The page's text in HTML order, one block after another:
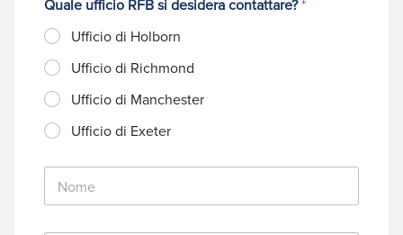
Quale ufficio RFB si desidera contattare?*
Ufficio di Holborn
Ufficio di Richmond
Ufficio di Manchester
Ufficio di Exeter
N
m